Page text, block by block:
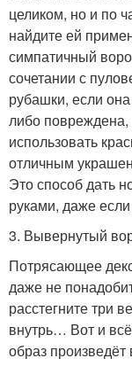
целиком, но и по
найдите ей
симпатичный
сочетании с
рубашки, если
либо
использовать
отличным
Это способ дать
руками, даже
3. Вывернутый
Потрясающее
даже не
расстегните три
внутрь… Вот и
образ произведёт